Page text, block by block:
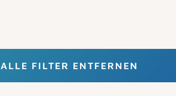
ALLE FILTER ENTFERNEN